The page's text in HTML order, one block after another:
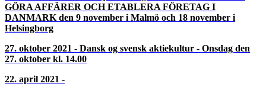
16. april 2026 - Arbejdsret og AI i advokatvirksomheder
24. september 2025 - Kom med til øen Saltholm og efterfølgende
seminar hos Øens Advokatfirma på Amager
10. april 2025 - Seminar om dødsboer/boutredning og om børn
og kriminalitet